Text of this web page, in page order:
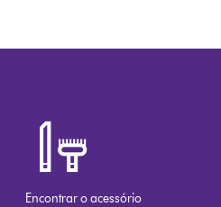
Encontrar o acessório